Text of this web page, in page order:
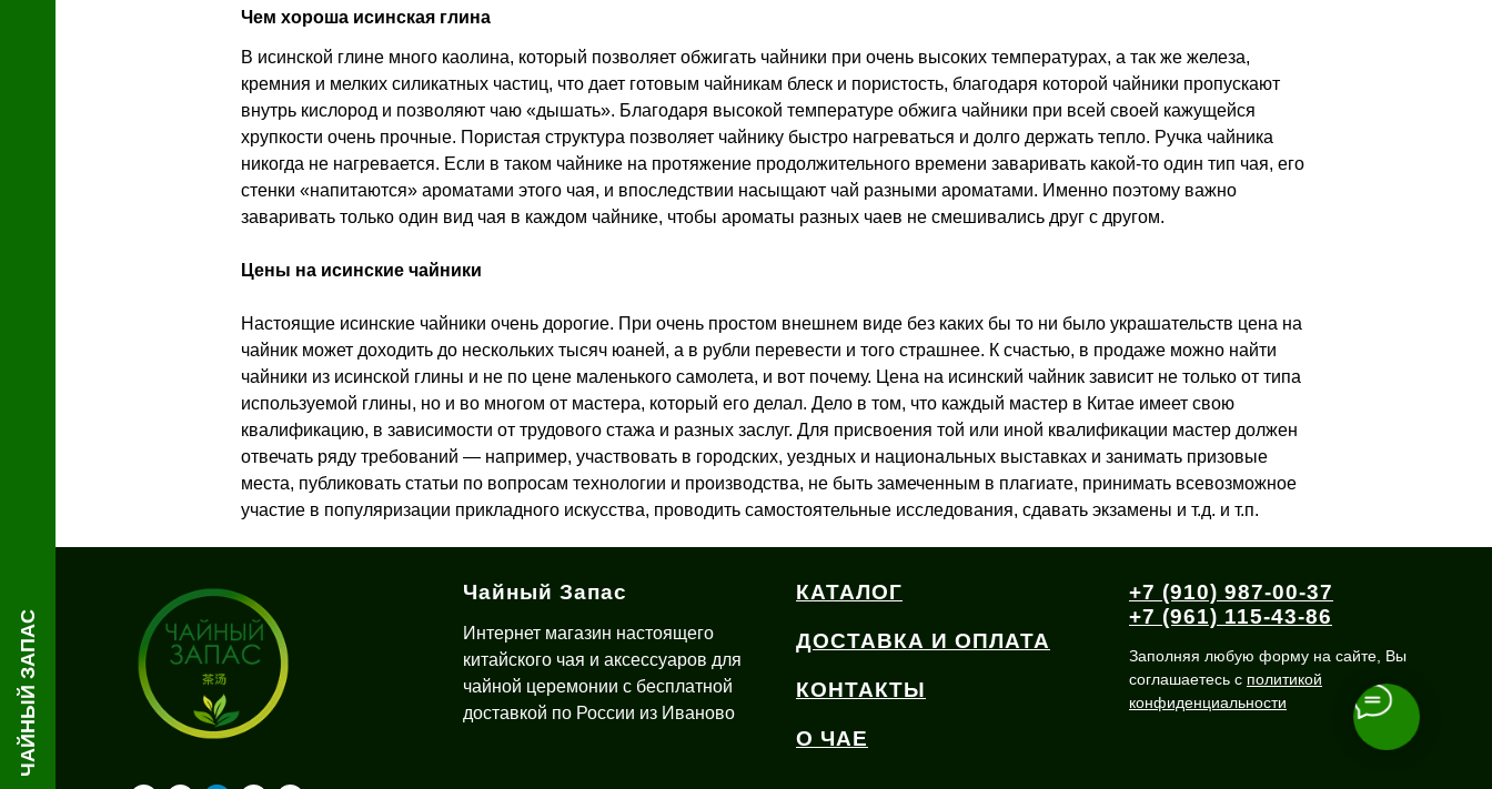
ЧАЙНЫЙ ЗАПАС
Чем хороша исинская глина
В исинской глине много каолина, который позволяет обжигать чайники при очень высоких температурах, а так же железа,
кремния и мелких силикатных частиц, что дает готовым чайникам блеск и пористость, благодаря которой чайники пропускают
внутрь кислород и позволяют чаю «дышать». Благодаря высокой температуре обжига чайники при всей своей кажущейся
хрупкости очень прочные. Пористая структура позволяет чайнику быстро нагреваться и долго держать тепло. Ручка чайника
никогда не нагревается. Если в таком чайнике на протяжение продолжительного времени заваривать какой-то один тип чая, его
стенки «напитаются» ароматами этого чая, и впоследствии насыщают чай разными ароматами. Именно поэтому важно
заваривать только один вид чая в каждом чайнике, чтобы ароматы разных чаев не смешивались друг с другом.
Цены на исинские чайники
Настоящие исинские чайники очень дорогие. При очень простом внешнем виде без каких бы то ни было украшательств цена на
чайник может доходить до нескольких тысяч юаней, а в рубли перевести и того страшнее. К счастью, в продаже можно найти
чайники из исинской глины и не по цене маленького самолета, и вот почему. Цена на исинский чайник зависит не только от типа
используемой глины, но и во многом от мастера, который его делал. Дело в том, что каждый мастер в Китае имеет свою
квалификацию, в зависимости от трудового стажа и разных заслуг. Для присвоения той или иной квалификации мастер должен
отвечать ряду требований — например, участвовать в городских, уездных и национальных выставках и занимать призовые
места, публиковать статьи по вопросам технологии и производства, не быть замеченным в плагиате, принимать всевозможное
участие в популяризации прикладного искусства, проводить самостоятельные исследования, сдавать экзамены и т.д. и т.п.
Чайный Запас
Интернет магазин настоящего
китайского чая и аксессуаров для
чайной церемонии с бесплатной
доставкой по России из Иваново
КАТАЛОГ
ДОСТАВКА И ОПЛАТА
КОНТАКТЫ
О ЧАЕ
+7 (910) 987-00-37
+7 (961) 115-43-86
Заполняя любую форму на сайте, Вы
соглашаетесь с политикой
конфиденциальности